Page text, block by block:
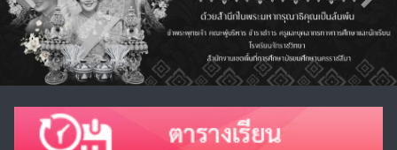
Previous Next